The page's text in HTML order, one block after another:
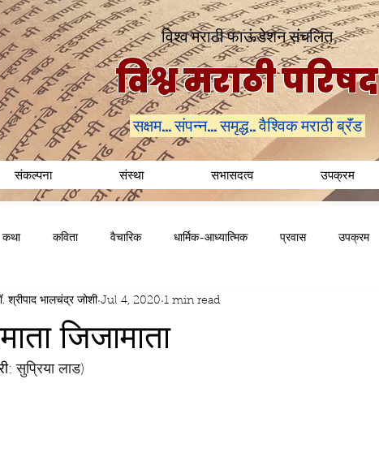
विश्व मराठी फाऊंडेशन संचलित
विश्व मराठी परिषद
सक्षम... संपन्न... समृद्ध.. वैश्विक मराठी ब्रॅंड
संकल्पना संस्था सभासदत्व उपक्रम
कथा कविता वैचारिक धार्मिक-आध्यात्मिक प्रवास उपक्रम
अनुभव/आठवणी
जिजामाता
श्रीपाद भालचंद्र जोशी Jul 4, 2020 1 min read
सुप्रिया लाड)